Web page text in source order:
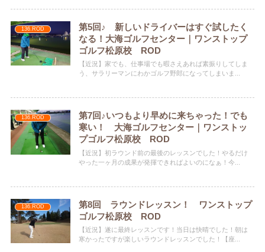
136.ROD
第5回♪ 新しいドライバーはすぐ試したく
なる！大海ゴルフセンター｜ワンストップ
ゴルフ松原校 ROD
【近況】家でも、仕事場でも暇さえあれば素振りしてしま
う、サラリーマンにわかゴルフ野郎になってしまいま...
136.ROD
第7回♪いつもより早めに来ちゃった！でも
寒い！ 大海ゴルフセンター｜ワンストッ
プゴルフ松原校 ROD
【近況】初ラウンド前の最後のレッスンでした！やるだけ
やった一ヶ月の成果が発揮できればよいのになぁ！今...
136.ROD
第8回 ラウンドレッスン！ ワンストップ
ゴルフ松原校 ROD
【近況】遂に最終レッスンです！当日は快晴でした！朝は
寒かったですが楽しいラウンドレッスンでした！【座...